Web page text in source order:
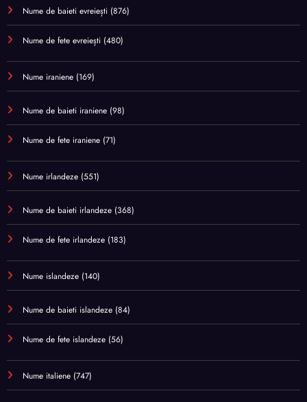
Nume de baieti evreiești (876)
Nume de fete evreiești (480)
Nume iraniene (169)
Nume de baieti iraniene (98)
Nume de fete iraniene (71)
Nume irlandeze (551)
Nume de baieti irlandeze (368)
Nume de fete irlandeze (183)
Nume islandeze (140)
Nume de baieti islandeze (84)
Nume de fete islandeze (56)
Nume italiene (747)